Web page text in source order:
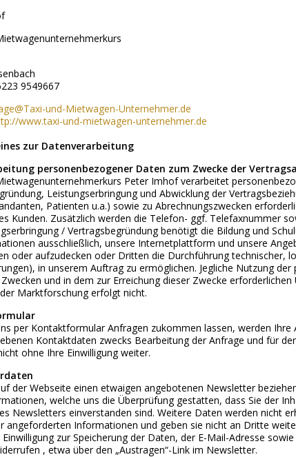
9549667
und-Mietwagen-Unternehmer.de
www.taxi-und-mietwagen-unternehmer.de
zur Datenverarbeitung
personenbezogener Daten zum Zwecke der
Peter Imhof verarbeitet
Leistungserbringung und Abwicklung der
Patienten u.a.) sowie zu Abrechnungszwecken
Kunden. Zusätzlich werden die Telefon- ggf. Telefaxnummer
/ Vertragsbegründung benötigt die Bildung und
ausschließlich, unsere Internetplattform und unsere
oder aufzudecken oder Dritten die Durchführung technischer,
in unserem Auftrag zu ermöglichen. Jegliche Nutzung
und in dem zur Erreichung dieser Zwecke
Marktforschung erfolgt nicht.
per Kontaktformular Anfragen zukommen lassen, werden
Kontaktdaten zwecks Bearbeitung der Anfrage und für
ohne Ihre Einwilligung weiter.
der Webseite einen etwaigen angebotenen Newsletter
welche uns die Überprüfung gestatten, dass Sie der
Newsletters einverstanden sind. Weitere Daten werden nicht
angeforderten Informationen und geben sie nicht an Dritte
zur Speicherung der Daten, der E-Mail-Adresse
, etwa über den „Austragen“-Link im Newsletter.